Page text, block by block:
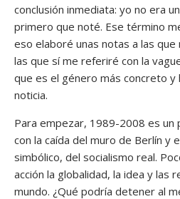
conclusión inmediata: yo no era
primero que noté. Ese término
eso elaboré unas notas a las
las que sí me referiré con la
que es el género más concreto
noticia.
Para empezar, 1989-2008 es un
con la caída del muro de Berlín y
simbólico, del socialismo real.
acción la globalidad, la idea y las
mundo. ¿Qué podría detener al